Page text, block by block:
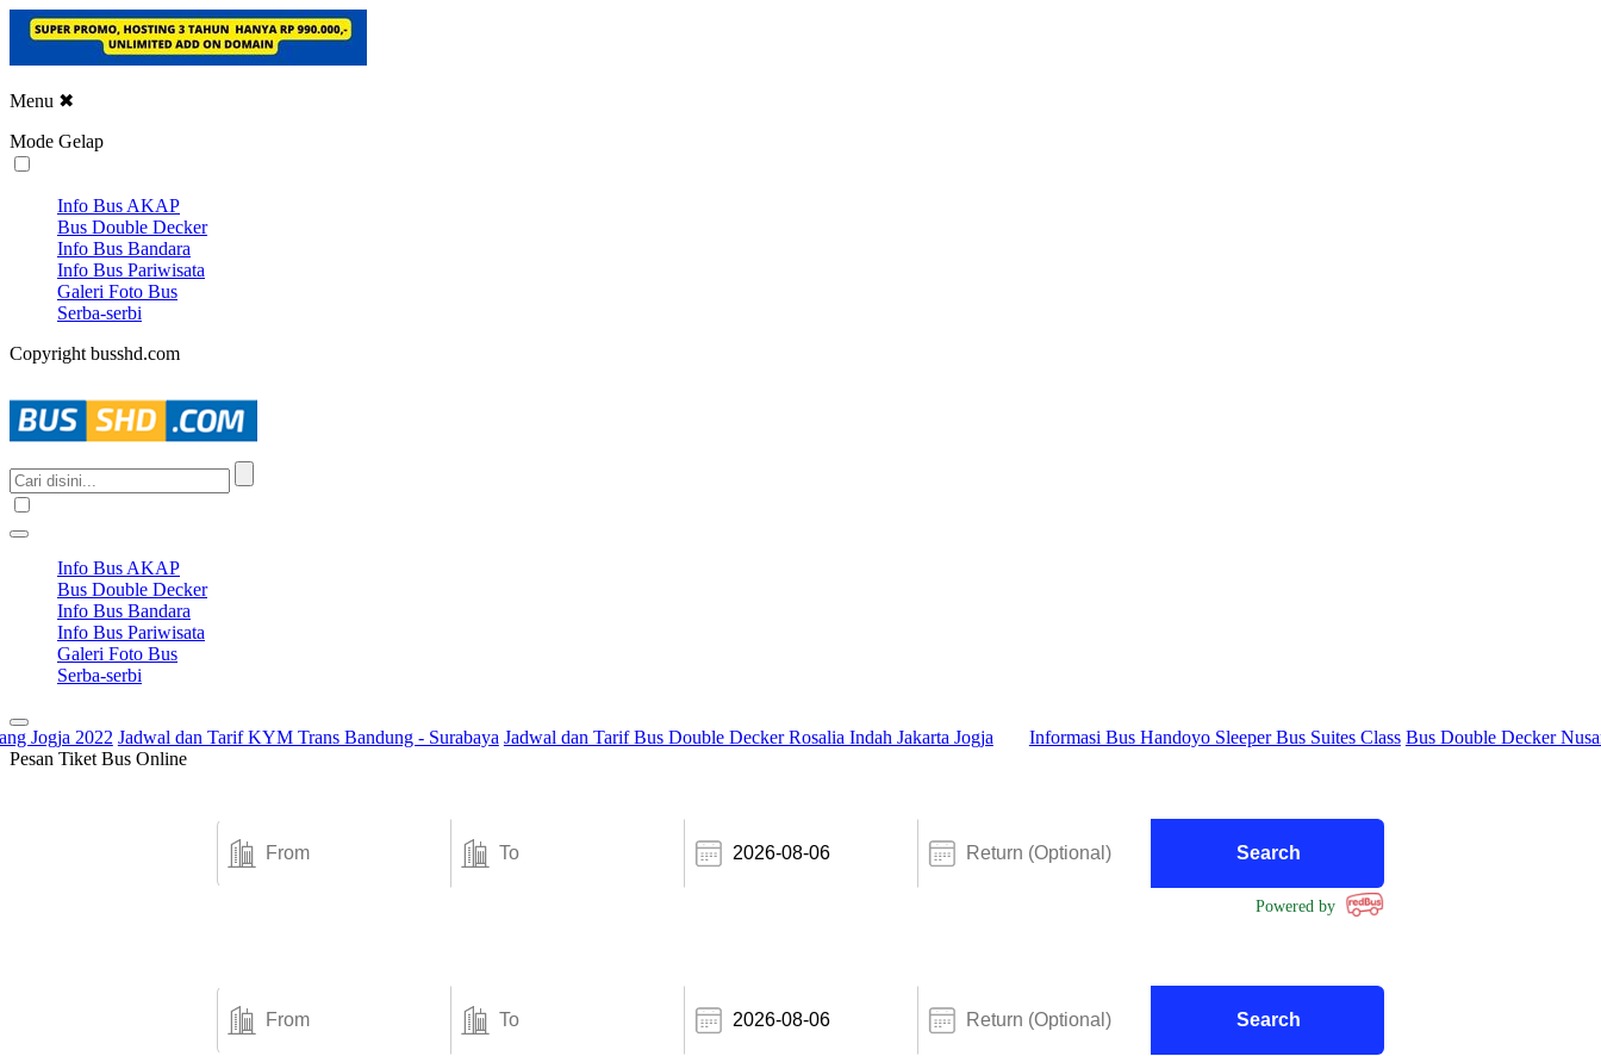
Menu ✖
Mode Gelap
Info Bus AKAP
Bus Double Decker
Info Bus Bandara
Info Bus Pariwisata
Galeri Foto Bus
Serba-serbi
Copyright busshd.com
Info Bus AKAP
Bus Double Decker
Info Bus Bandara
Info Bus Pariwisata
Galeri Foto Bus
Serba-serbi
2022 Jadwal dan Tarif KYM Trans Bandung - Surabaya Jadwal dan Tarif Bus Double Decker Rosalia Indah Jakarta Jogja Informasi Bus Handoyo Sleeper Bus Suites Class Bus Double Decker
Pesan Tiket Bus Online
Powered by